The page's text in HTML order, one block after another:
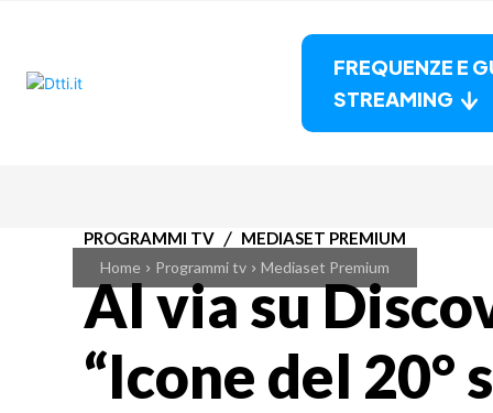
FREQUENZE E
STREAMING
Home Programmi tv Mediaset Premium
PROGRAMMI TV MEDIASET PREMIUM
Al via su
“Icone del 20°